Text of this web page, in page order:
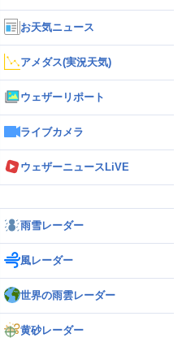
お天気ニュース
アメダス(実況天気)
ウェザーリポート
ライブカメラ
ウェザーニュースLiVE
雨雪レーダー
風レーダー
世界の雨雲レーダー
黄砂レーダー